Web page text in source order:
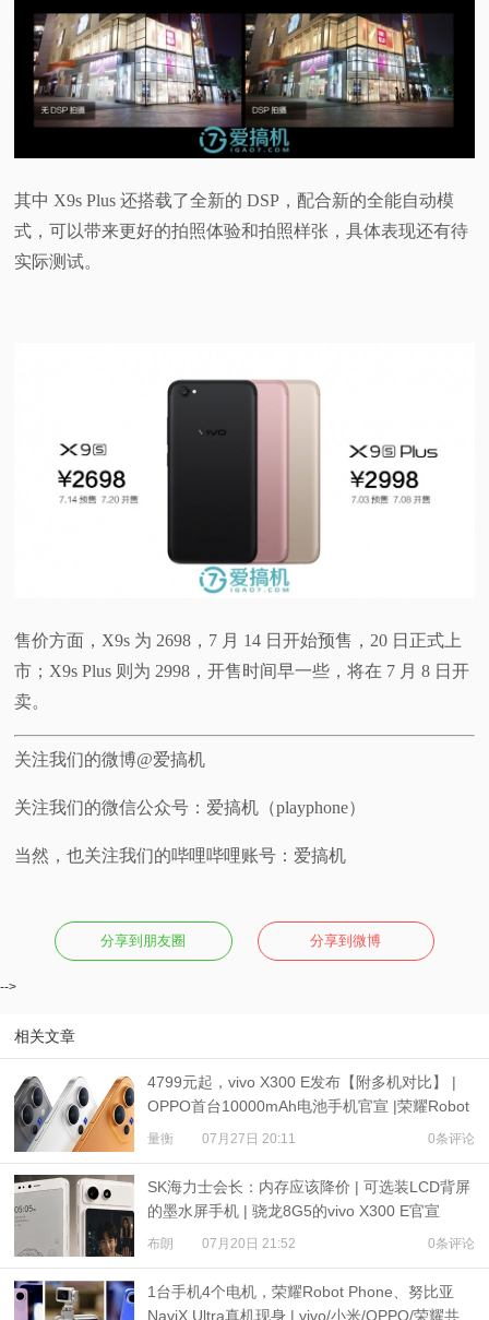
其中 X9s Plus 还搭载了全新的 DSP，配合新的全能自动模
式，可以带来更好的拍照体验和拍照样张，具体表现还有待
实际测试。
售价方面，X9s 为 2698，7 月 14 日开始预售，20 日正式上
市；X9s Plus 则为 2998，开售时间早一些，将在 7 月 8 日开
卖。
关注我们的微博@爱搞机
关注我们的微信公众号：爱搞机（playphone）
当然，也关注我们的哔哩哔哩账号：爱搞机
分享到朋友圈 分享到微博
-->
相关文章
4799元起，vivo X300 E发布【附多机对比】 |
OPPO首台10000mAh电池手机官宣 |荣耀Robot
Phone定档
量衡 07月27日 20:11 0条评论
SK海力士会长：内存应该降价 | 可选装LCD背屏
的墨水屏手机 | 骁龙8G5的vivo X300 E官宣
布朗 07月20日 21:52 0条评论
1台手机4个电机，荣耀Robot Phone、努比亚
NaviX Ultra真机现身 | vivo/小米/OPPO/荣耀共